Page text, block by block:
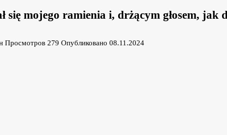
się mojego ramienia i, drżącym głosem,
Просмотров 279 Опубликовано 08.11.2024